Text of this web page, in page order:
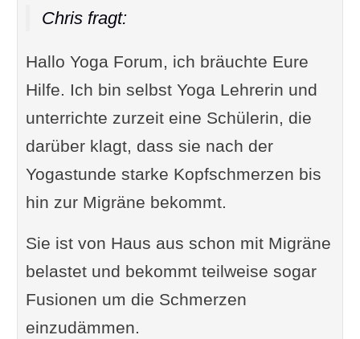
Chris fragt:
Hallo Yoga Forum, ich bräuchte Eure
Hilfe. Ich bin selbst Yoga Lehrerin und
unterrichte zurzeit eine Schülerin, die
darüber klagt, dass sie nach der
Yogastunde starke Kopfschmerzen bis
hin zur Migräne bekommt.
Sie ist von Haus aus schon mit Migräne
belastet und bekommt teilweise sogar
Fusionen um die Schmerzen
einzudämmen.